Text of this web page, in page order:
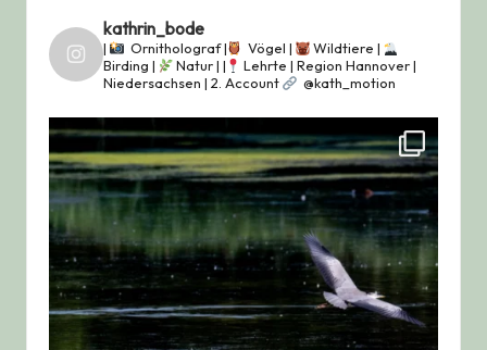
kathrin_bode
| Ornitholograf | Vögel |
Wildtiere |
Birding |
Natur | |
Lehrte | Region Hannover |
Niedersachsen | 2. Account @kath_motion